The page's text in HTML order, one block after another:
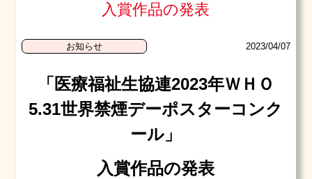
入賞作品の発表
2023/04/07
お知らせ
「医療福祉生協連2023年ＷＨＯ
5.31世界禁煙デーポスターコンク
ール」
入賞作品の発表